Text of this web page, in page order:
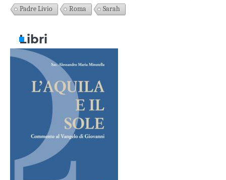
Padre Livio
Roma Sarah
Libri